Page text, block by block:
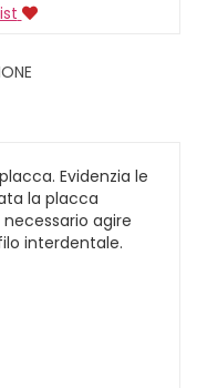
Evidenzia le
la placca
agire
interdentale.